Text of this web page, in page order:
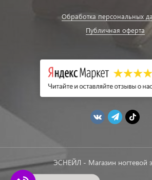
Обработка персональных
Публичная оферта
ЭСНЕЙЛ - Магазин ногтевой